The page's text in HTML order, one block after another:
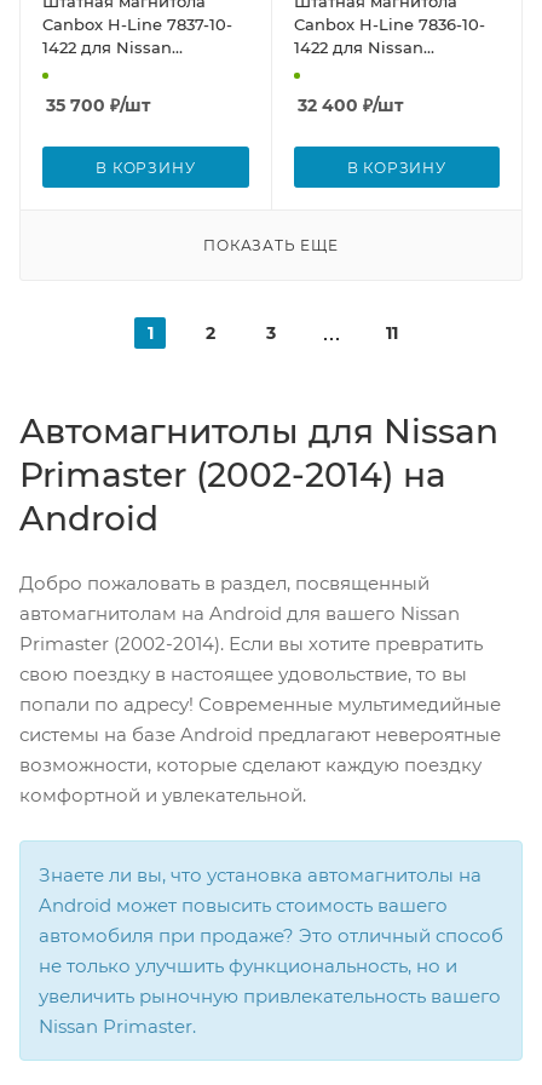
Canbox H-Line 7837-10-
1422 для Nissan
Primastar 2006-2014 на
Android 10 (4G-SIM, 4/64,
DSP, QLed) С
35 700 ₽/шт
В КОРЗИНУ
Canbox H-Line 7836-10-
1422 для Nissan
Primastar 2006-2014 на
Android 10 (4G-SIM, 4/32,
DSP, QLed) С
32 400 ₽/шт
В КОРЗИНУ
ПОКАЗАТЬ ЕЩЕ
1 2 3 11
Автомагнитолы для Nissan
Primaster (2002-2014) на
Android
Добро пожаловать в раздел, посвященный
автомагнитолам на Android для вашего Nissan
Primaster (2002-2014). Если вы хотите превратить
свою поездку в настоящее удовольствие, то вы
попали по адресу! Современные мультимедийные
системы на базе Android предлагают невероятные
возможности, которые сделают каждую поездку
комфортной и увлекательной.
Знаете ли вы, что установка автомагнитолы на
Android может повысить стоимость вашего
автомобиля при продаже? Это отличный способ
не только улучшить функциональность, но и
увеличить рыночную привлекательность вашего
Nissan Primaster.